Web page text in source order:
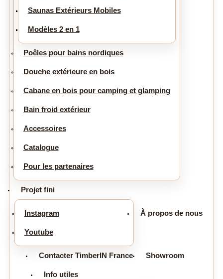
Saunas Extérieurs Mobiles
Modèles 2 en 1
Poêles pour bains nordiques
Douche extérieure en bois
Cabane en bois pour camping et glamping
Bain froid extérieur
Accessoires
Catalogue
Pour les partenaires
Projet fini
Instagram
Youtube
À propos de nous
Contacter TimberIN France Showroom
Info utiles